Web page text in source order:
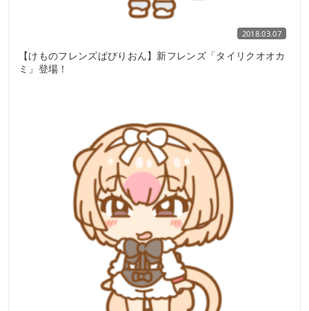
2018.03.07
【けものフレンズぱびりおん】新フレンズ「タイリクオオカ
ミ」登場！